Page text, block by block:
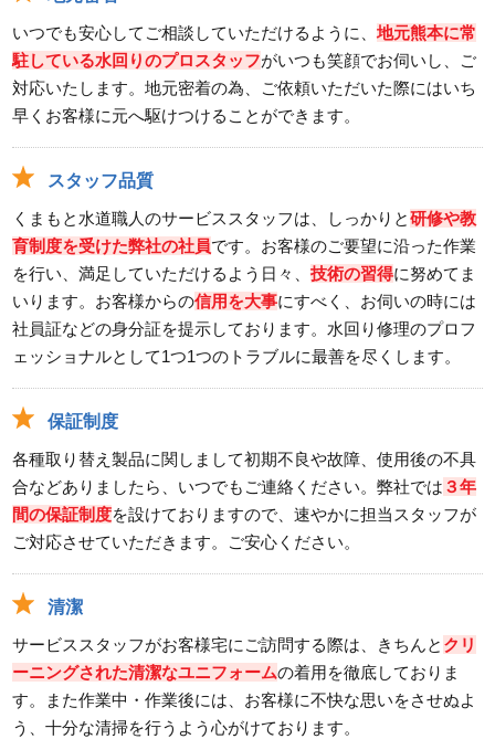
いつでも安心してご相談していただけるように、地元熊本に常
駐している水回りのプロスタッフがいつも笑顔でお伺いし、ご
対応いたします。地元密着の為、ご依頼いただいた際にはいち
早くお客様に元へ駆けつけることができます。
スタッフ品質
くまもと水道職人のサービススタッフは、しっかりと研修や教
育制度を受けた弊社の社員です。お客様のご要望に沿った作業
を行い、満足していただけるよう日々、技術の習得に努めてま
いります。お客様からの信用を大事にすべく、お伺いの時には
社員証などの身分証を提示しております。水回り修理のプロフ
ェッショナルとして1つ1つのトラブルに最善を尽くします。
保証制度
各種取り替え製品に関しまして初期不良や故障、使用後の不具
合などありましたら、いつでもご連絡ください。弊社では ３年
間の保証制度を設けておりますので、速やかに担当スタッフが
ご対応させていただきます。ご安心ください。
清潔
サービススタッフがお客様宅にご訪問する際は、きちんと クリ
ーニングされた清潔なユニフォームの着用を徹底しておりま
す。また作業中・作業後には、お客様に不快な思いをさせぬよ
う、十分な清掃を行うよう心がけております。